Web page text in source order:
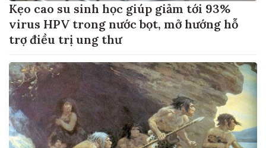
Kẹo cao su sinh học giúp giảm tới 93%
virus HPV trong nước bọt, mở hướng hỗ
trợ điều trị ung thư